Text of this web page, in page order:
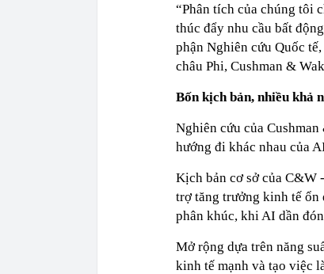
“Phân tích của chúng tôi
thúc đẩy nhu cầu bất
phận Nghiên cứu Quốc
châu Phi, Cushman &
Bốn kịch bản, nhiều khả
Nghiên cứu của
hướng đi khác nhau của
Kịch bản cơ sở của C&W
trợ tăng trưởng kinh tế ổn
phân khúc, khi AI dần
Mở rộng dựa trên năng
kinh tế mạnh và tạo việc